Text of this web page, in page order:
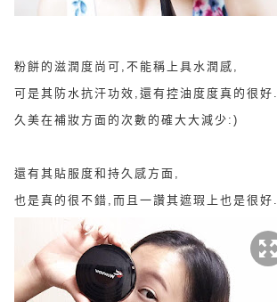
粉餅的 滋潤度尚可,不能稱上具水潤感,
可是其 防水抗汗功效,還有控油度度真的很好.
久美在補妝方面的次數的確大大減少:)
還有其貼服度和持久感方面,
也是真的很不錯,而且一讚其遮瑕上也是很好.